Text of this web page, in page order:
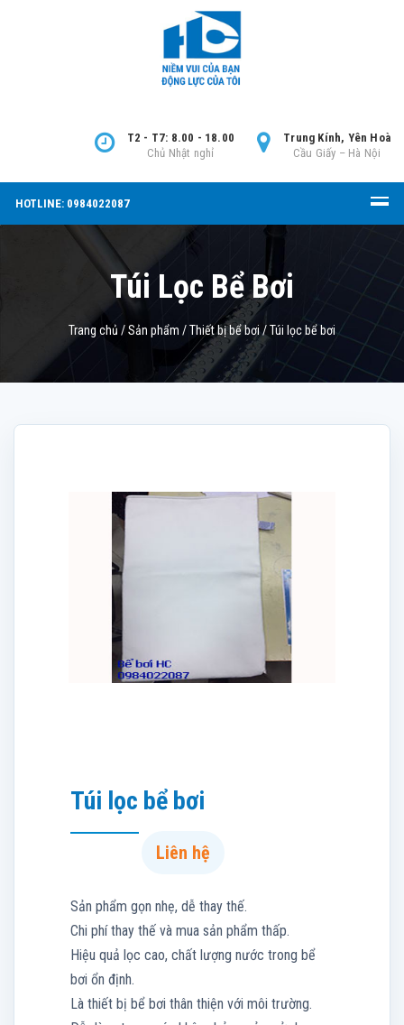
Trung Kính, Yên Hoà
Cầu Giấy – Hà Nội
T2 - T7: 8.00 - 18.00
Chủ Nhật nghỉ
HOTLINE: 0984022087
Túi Lọc Bể Bơi
Trang chủ /Sản phẩm /Thiết bị bể bơi/Túi lọc bể bơi
Túi lọc bể bơi
Liên hệ
Sản phẩm gọn nhẹ, dễ thay thế.
Chi phí thay thế và mua sản phẩm thấp.
Hiệu quả lọc cao, chất lượng nước trong bể
bơi ổn định.
Là thiết bị bể bơi thân thiện với môi trường.